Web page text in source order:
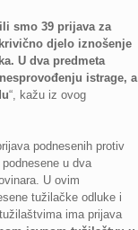
smo 39 prijava za
djelo iznošenje
U dva predmeta
istrage, a
“, kažu iz ovog
podnesenih protiv
u dva
U ovim
tužilačke odluke i
ima prijava